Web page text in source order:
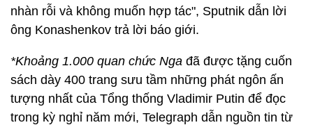
nhàn rỗi và không muốn hợp tác", Sputnik dẫn lời
ông Konashenkov trả lời báo giới.
*Khoảng 1.000 quan chức Nga đã được tặng cuốn
sách dày 400 trang sưu tầm những phát ngôn ấn
tượng nhất của Tổng thống Vladimir Putin để đọc
trong kỳ nghỉ năm mới, Telegraph dẫn nguồn tin từ